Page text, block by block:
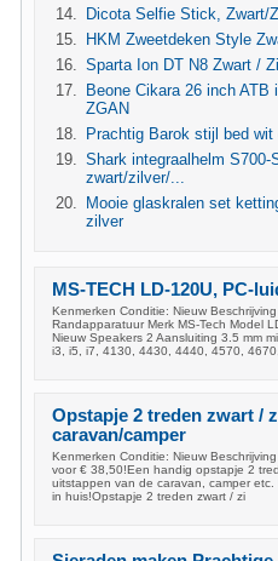
Dicota Selfie Stick, Zwart/
HKM Zweetdeken Style
Sparta Ion DT N8 Zwart /
Beone Cikara 26 inch
ZGAN
Prachtig Barok stijl bed
Shark integraalhelm
zwart/zilver/...
Mooie glaskralen set
zilver
MS-TECH LD-120U, PC-
Kenmerken Conditie: Nieuw
Randapparatuur Merk MS-Tech Model
Nieuw Speakers 2 Aansluiting 3.5 mm
i3, i5, i7, 4130, 4430, 4440, 4570, 4670,
Opstapje 2 treden zwart /
caravan/camper
Kenmerken Conditie: Nieuw
voor € 38,50!Een handig opstapje 2
uitstappen van de caravan, camper
in huis!Opstapje 2 treden zwart / zi